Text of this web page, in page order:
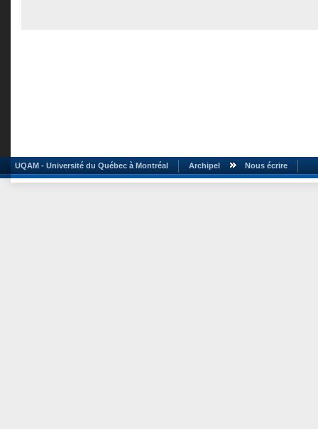
UQAM - Université du Québec à Montréal Archipel Nous écrire